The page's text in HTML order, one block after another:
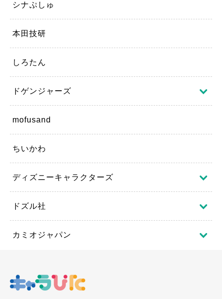
シナぷしゅ
本田技研
しろたん
ドゲンジャーズ
mofusand
ちいかわ
ディズニーキャラクターズ
ドズル社
カミオジャパン